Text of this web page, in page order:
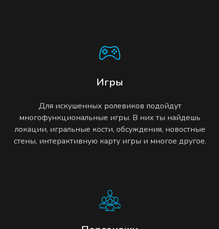
Игры
Для искушенных ролевиков подойдут
многофункциональные игры. В них ты найдешь
локации, игральные кости, обсуждения, новостные
стены, интерактивную карту игры и многое другое.